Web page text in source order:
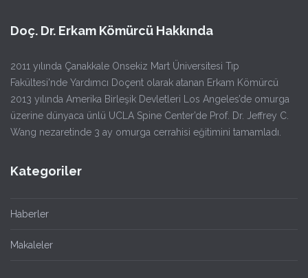
Doç. Dr. Erkam Kömürcü Hakkında
2011 yılında Çanakkale Onsekiz Mart Üniversitesi Tıp
Fakültesi'nde Yardımcı Doçent olarak atanan Erkam Kömürcü
2013 yılında Amerika Birleşik Devletleri Los Angeles’de omurga
üzerine dünyaca ünlü UCLA Spine Center’de Prof. Dr. Jeffrey C.
Wang nezaretinde 3 ay omurga cerrahisi eğitimini tamamladı.
Kategoriler
Haberler
Makaleler